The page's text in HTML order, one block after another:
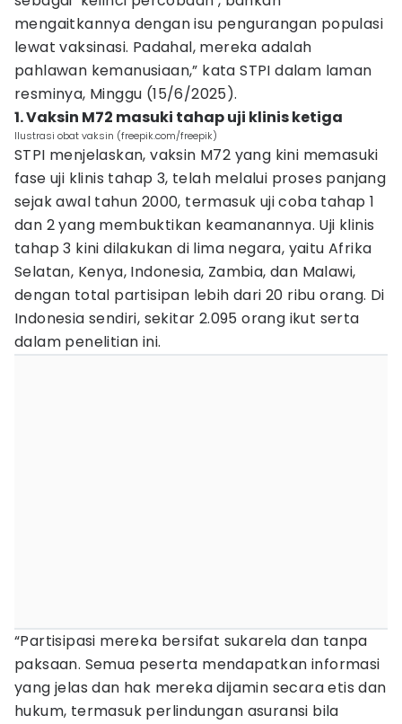
mengaitkannya dengan isu pengurangan populasi
lewat vaksinasi. Padahal, mereka adalah
pahlawan kemanusiaan,” kata STPI dalam laman
resminya, Minggu (15/6/2025).
1. Vaksin M72 masuki tahap uji klinis ketiga
Ilustrasi obat vaksin (freepik.com/freepik)
STPI menjelaskan, vaksin M72 yang kini memasuki
fase uji klinis tahap 3, telah melalui proses panjang
sejak awal tahun 2000, termasuk uji coba tahap 1
dan 2 yang membuktikan keamanannya. Uji klinis
tahap 3 kini dilakukan di lima negara, yaitu Afrika
Selatan, Kenya, Indonesia, Zambia, dan Malawi,
dengan total partisipan lebih dari 20 ribu orang. Di
Indonesia sendiri, sekitar 2.095 orang ikut serta
dalam penelitian ini.
“Partisipasi mereka bersifat sukarela dan tanpa
paksaan. Semua peserta mendapatkan informasi
yang jelas dan hak mereka dijamin secara etis dan
hukum, termasuk perlindungan asuransi bila